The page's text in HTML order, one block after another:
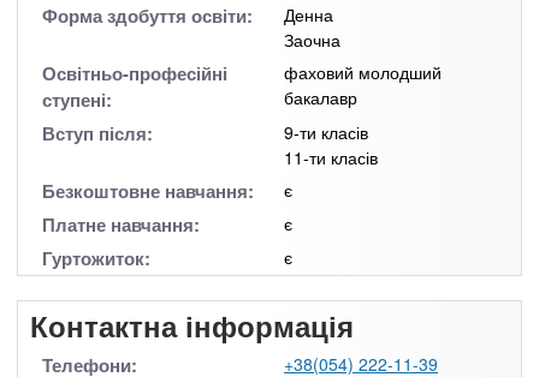
o
Форма здобуття освіти:
Денна
Заочна
Освітньо-професійні
ступені:
фаховий молодший
бакалавр
Вступ після:
9-ти класів
11-ти класів
Безкоштовне навчання: є
Платне навчання: є
Гуртожиток: є
Контактна інформація
Телефони:
+38(054) 222-11-39